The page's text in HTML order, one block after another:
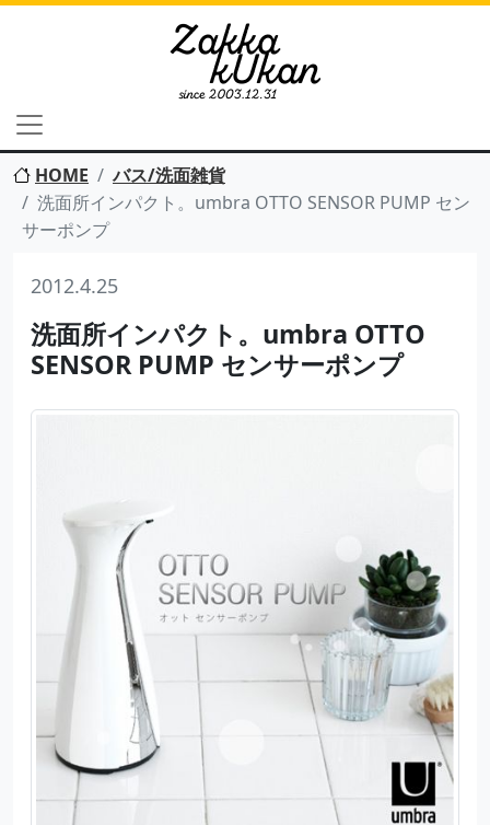
HOME
バス/洗面雑貨
洗面所インパクト。umbra OTTO SENSOR PUMP セン
サーポンプ
2012.4.25
洗面所インパクト。umbra OTTO
SENSOR PUMP センサーポンプ